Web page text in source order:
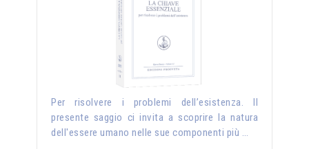
Per risolvere i problemi dell’esistenza. Il
presente saggio ci invita a scoprire la natura
dell'essere umano nelle sue componenti più …